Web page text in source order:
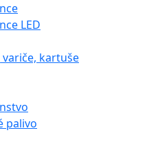
LED
kartuše
palivo